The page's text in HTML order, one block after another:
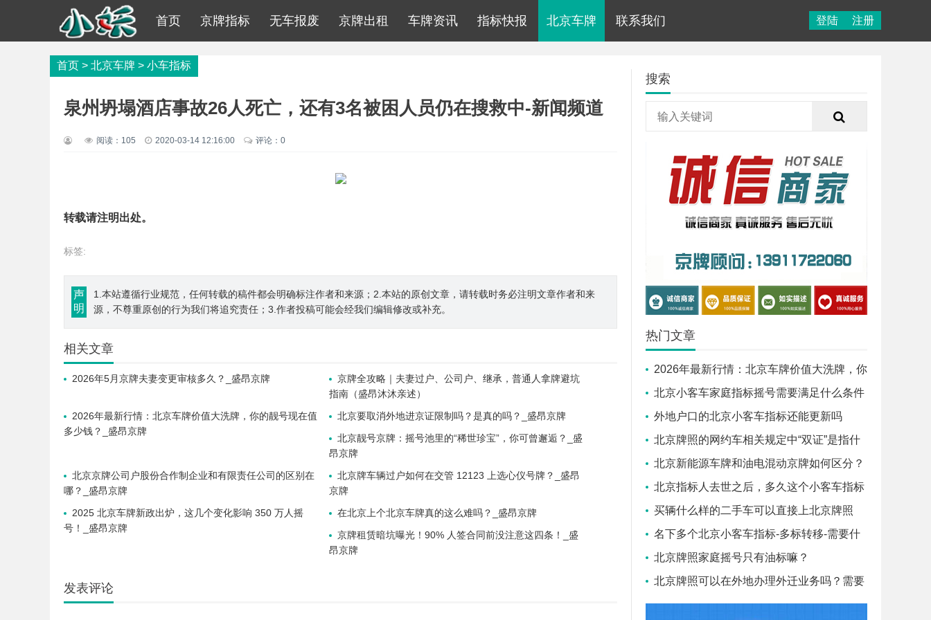
首页 京牌指标 无车报废 京牌出租 车牌资讯 指标快报 北京车牌 联系我们 登陆 注册
首页 > 北京车牌 > 小车指标
泉州坍塌酒店事故26人死亡，还有3名被困人员仍在搜救中-新闻频道
阅读： 105 2020-03-14 12:16:00 评论：0
转载请注明出处。
标签:
声
明
1.本站遵循行业规范，任何转载的稿件都会明确标注作者和来源；2.本站的原创文章，请转载时务必注明文章作者和来
源，不尊重原创的行为我们将追究责任；3.作者投稿可能会经我们编辑修改或补充。
相关文章
2026年5月京牌夫妻变更审核多久？_盛昂京牌
京牌全攻略｜夫妻过户、公司户、继承，普通人拿牌避坑
指南（盛昂沐沐亲述）
2026年最新行情：北京车牌价值大洗牌，你的靓号现在值
多少钱？_盛昂京牌
北京要取消外地进京证限制吗？是真的吗？_盛昂京牌
北京靓号京牌：摇号池里的“稀世珍宝”，你可曾邂逅？_盛
昂京牌
北京京牌公司户股份合作制企业和有限责任公司的区别在
哪？_盛昂京牌
北京牌车辆过户如何在交管 12123 上选心仪号牌？_盛昂
京牌
2025 北京车牌新政出炉，这几个变化影响 350 万人摇
号！_盛昂京牌
在北京上个北京车牌真的这么难吗？_盛昂京牌
京牌租赁暗坑曝光！90% 人签合同前没注意这四条！_盛
昂京牌
发表评论
搜索
热门文章
2026年最新行情：北京车牌价值大洗牌，你
的靓号现在值多少钱？_盛昂京牌
北京小客车家庭指标摇号需要满足什么条件
外地户口的北京小客车指标还能更新吗
北京牌照的网约车相关规定中“双证”是指什
么北京新能源车牌和油电混动京牌如何区分？
_盛昂京牌
北京指标人去世之后，多久这个小客车指标
会作废
买辆什么样的二手车可以直接上北京牌照
呢？
名下多个北京小客车指标-多标转移-需要什
么证件
北京牌照家庭摇号只有油标嘛？
北京牌照可以在外地办理外迁业务吗？需要
怎么做呢？